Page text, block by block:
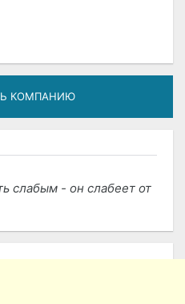
КОМПАНИЮ
слабым - он слабеет от